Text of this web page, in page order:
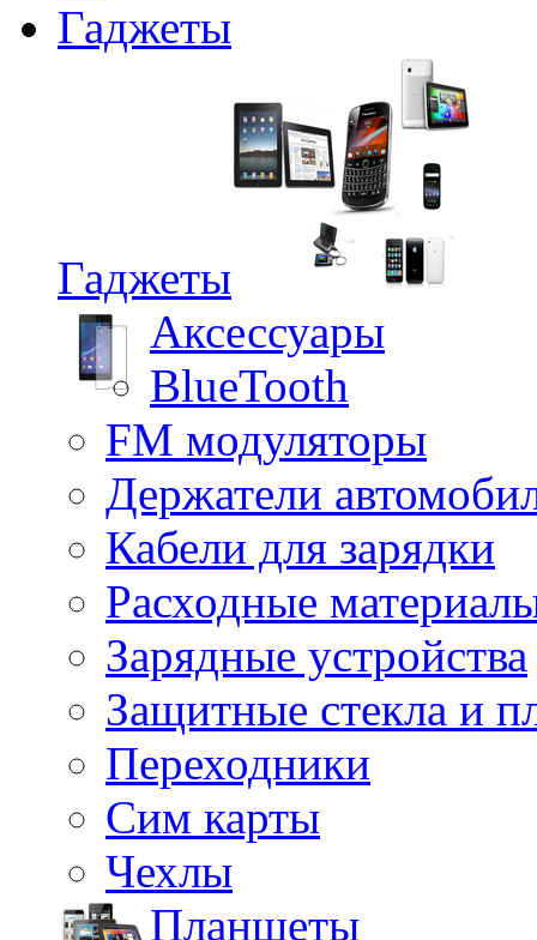
Гаджеты
Гаджеты
Аксессуары
BlueTooth
FM модуляторы
Держатели
Кабели для зарядки
Расходные
Зарядные устройства
Защитные стекла и
Переходники
Сим карты
Чехлы
Планшеты